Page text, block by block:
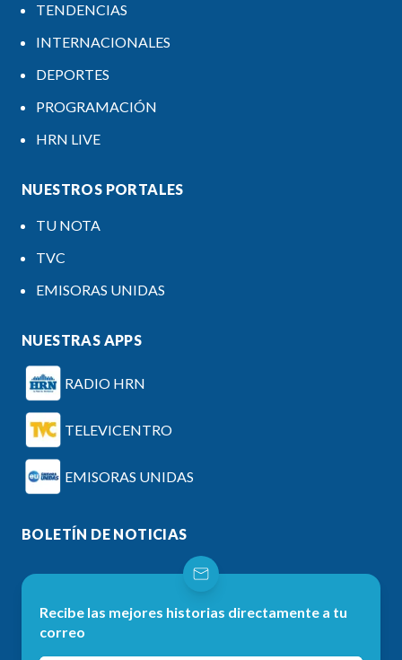
TENDENCIAS
INTERNACIONALES
DEPORTES
PROGRAMACIÓN
HRN LIVE
NUESTROS PORTALES
TU NOTA
TVC
EMISORAS UNIDAS
NUESTRAS APPS
RADIO HRN
TELEVICENTRO
EMISORAS UNIDAS
BOLETÍN DE NOTICIAS
Recibe las mejores historias directamente a tu
correo